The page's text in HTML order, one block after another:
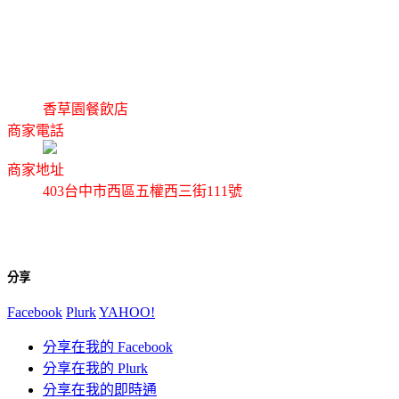
香草園餐飲店
商家電話
商家地址
403台中市西區五權西三街111號
分享
Facebook PlurkYAHOO!
分享在我的 Facebook
分享在我的 Plurk
分享在我的即時通